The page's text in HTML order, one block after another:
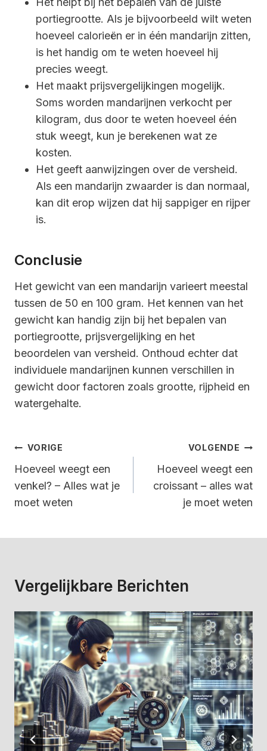
portiegrootte. Als je bijvoorbeeld wilt weten
hoeveel calorieën er in één mandarijn zitten,
is het handig om te weten hoeveel hij
precies weegt.
Het maakt prijsvergelijkingen mogelijk.
Soms worden mandarijnen verkocht per
kilogram, dus door te weten hoeveel één
stuk weegt, kun je berekenen wat ze
kosten.
Het geeft aanwijzingen over de versheid.
Als een mandarijn zwaarder is dan normaal,
kan dit erop wijzen dat hij sappiger en rijper
is.
Conclusie
Het gewicht van een mandarijn varieert meestal
tussen de 50 en 100 gram. Het kennen van het
gewicht kan handig zijn bij het bepalen van
portiegrootte, prijsvergelijking en het
beoordelen van versheid. Onthoud echter dat
individuele mandarijnen kunnen verschillen in
gewicht door factoren zoals grootte, rijpheid en
watergehalte.
Bericht
Navigatie
VORIGE
Hoeveel weegt een
venkel? – Alles wat je
moet weten
VOLGENDE
Hoeveel weegt een
croissant – alles wat
je moet weten
Vergelijkbare Berichten